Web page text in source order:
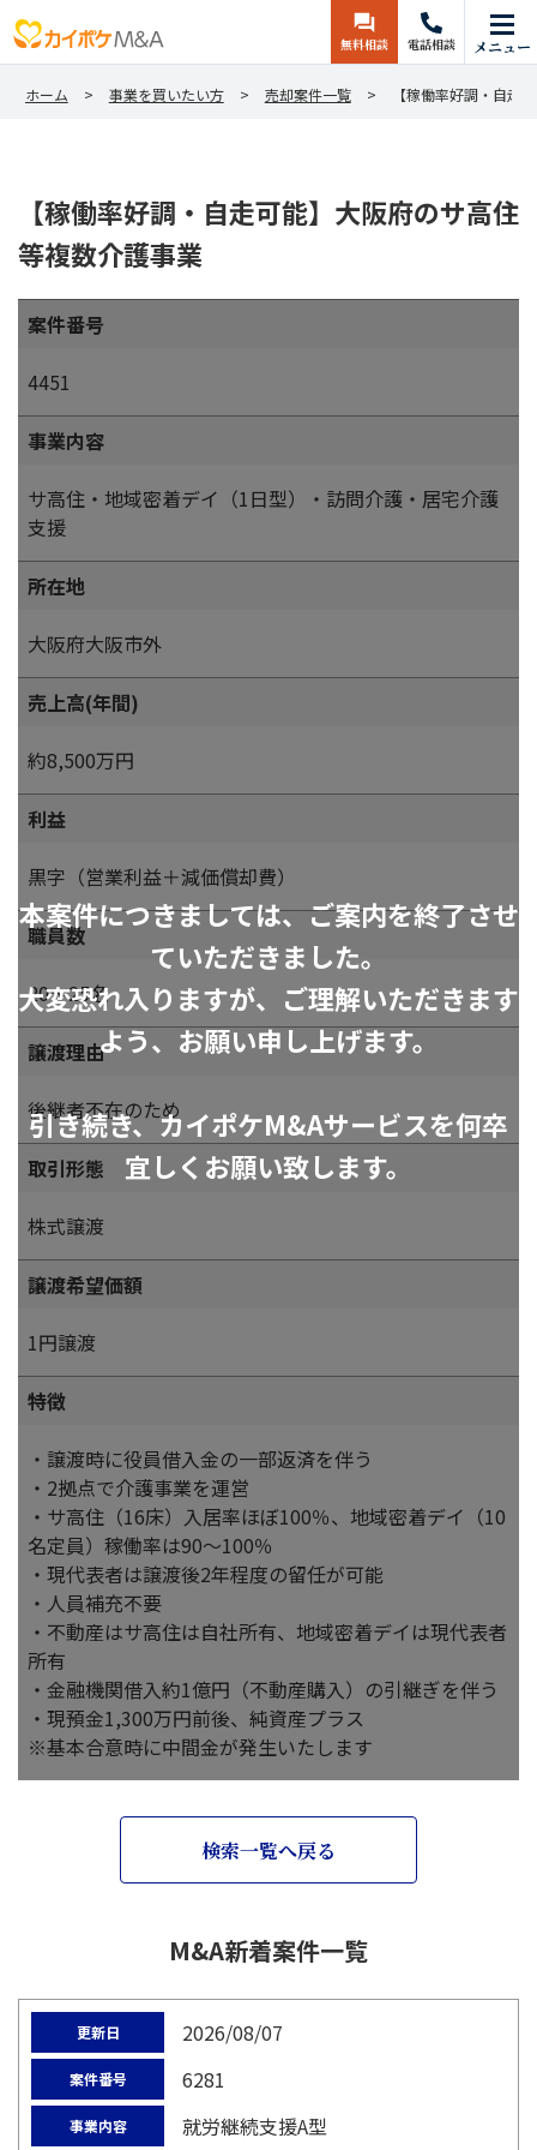
無料相談 電話相談 メニュー
ホーム 事業を買いたい方 売却案件一覧 【稼働率好調・自走
【稼働率好調・自走可能】大阪府のサ高住
等複数介護事業
本案件につきましては、ご案内を終了させ
ていただきました。
大変恐れ入りますが、ご理解いただきます
よう、お願い申し上げます。
引き続き、カイポケM&Aサービスを何卒
宜しくお願い致します。
案件番号
4451
事業内容
サ高住・地域密着デイ（1日型）・訪問介護・居宅介護
支援
所在地
大阪府大阪市外
売上高(年間)
約8,500万円
利益
黒字（営業利益＋減価償却費）
職員数
20～25名
譲渡理由
後継者不在のため
取引形態
株式譲渡
譲渡希望価額
1円譲渡
特徴
・譲渡時に役員借入金の一部返済を伴う
・2拠点で介護事業を運営
・サ高住（16床）入居率ほぼ100％、地域密着デイ（10
名定員）稼働率は90～100％
・現代表者は譲渡後2年程度の留任が可能
・人員補充不要
・不動産はサ高住は自社所有、地域密着デイは現代表者
所有
・金融機関借入約1億円（不動産購入）の引継ぎを伴う
・現預金1,300万円前後、純資産プラス
※基本合意時に中間金が発生いたします
検索一覧へ戻る
M&A新着案件一覧
更新日 2026/08/07
案件番号 6281
事業内容 就労継続支援A型